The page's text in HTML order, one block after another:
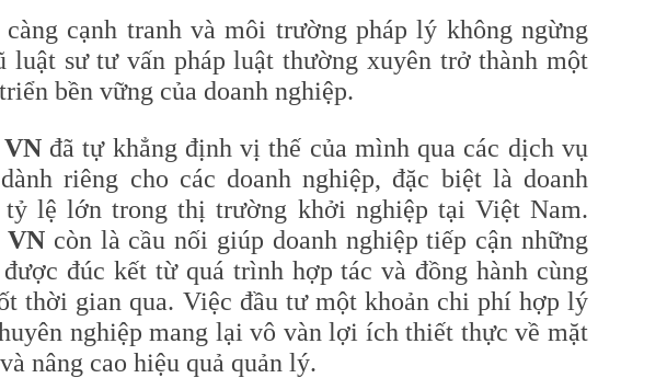
cạnh tranh và môi trường pháp lý không ngừng
luật sư tư vấn pháp luật thường xuyên trở thành một
bền vững của doanh nghiệp.
đã tự khẳng định vị thế của mình qua các dịch vụ
riêng cho các doanh nghiệp, đặc biệt là doanh
lệ lớn trong thị trường khởi nghiệp tại Việt Nam.
VNcòn là cầu nối giúp doanh nghiệp tiếp cận những
được đúc kết từ quá trình hợp tác và đồng hành cùng
thời gian qua. Việc đầu tư một khoản chi phí hợp lý
nghiệp mang lại vô vàn lợi ích thiết thực về mặt
nâng cao hiệu quả quản lý.